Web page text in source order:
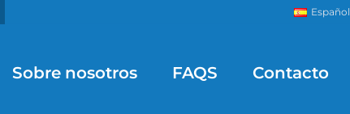
Español
Sobre nosotros FAQS Contacto